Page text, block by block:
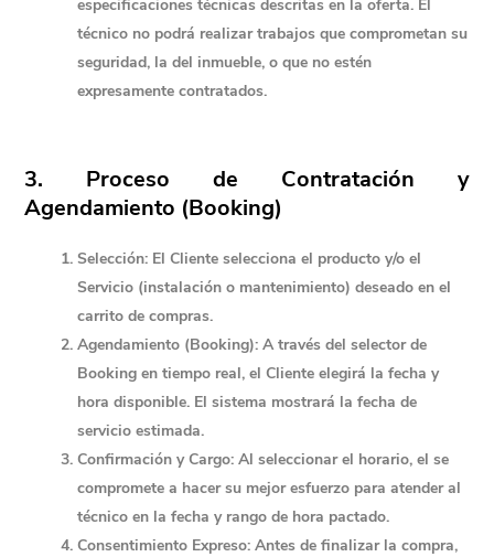
especificaciones técnicas descritas en la oferta. El
técnico no podrá realizar trabajos que comprometan su
seguridad, la del inmueble, o que no estén
expresamente contratados.
3. Proceso de Contratación y
Agendamiento (Booking)
Selección: El Cliente selecciona el producto y/o el
Servicio (instalación o mantenimiento) deseado en el
carrito de compras.
Agendamiento (Booking): A través del selector de
Booking en tiempo real, el Cliente elegirá la fecha y
hora disponible. El sistema mostrará la fecha de
servicio estimada.
Confirmación y Cargo: Al seleccionar el horario, el se
compromete a hacer su mejor esfuerzo para atender al
técnico en la fecha y rango de hora pactado.
Consentimiento Expreso: Antes de finalizar la compra,